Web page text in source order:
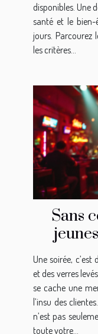
disponibles. Une
santé et le bien-
jours. Parcourez
les critères...
Sans
Une soirée,
et des verres
se cache une
l’insu des
n’est pas
toute votre...